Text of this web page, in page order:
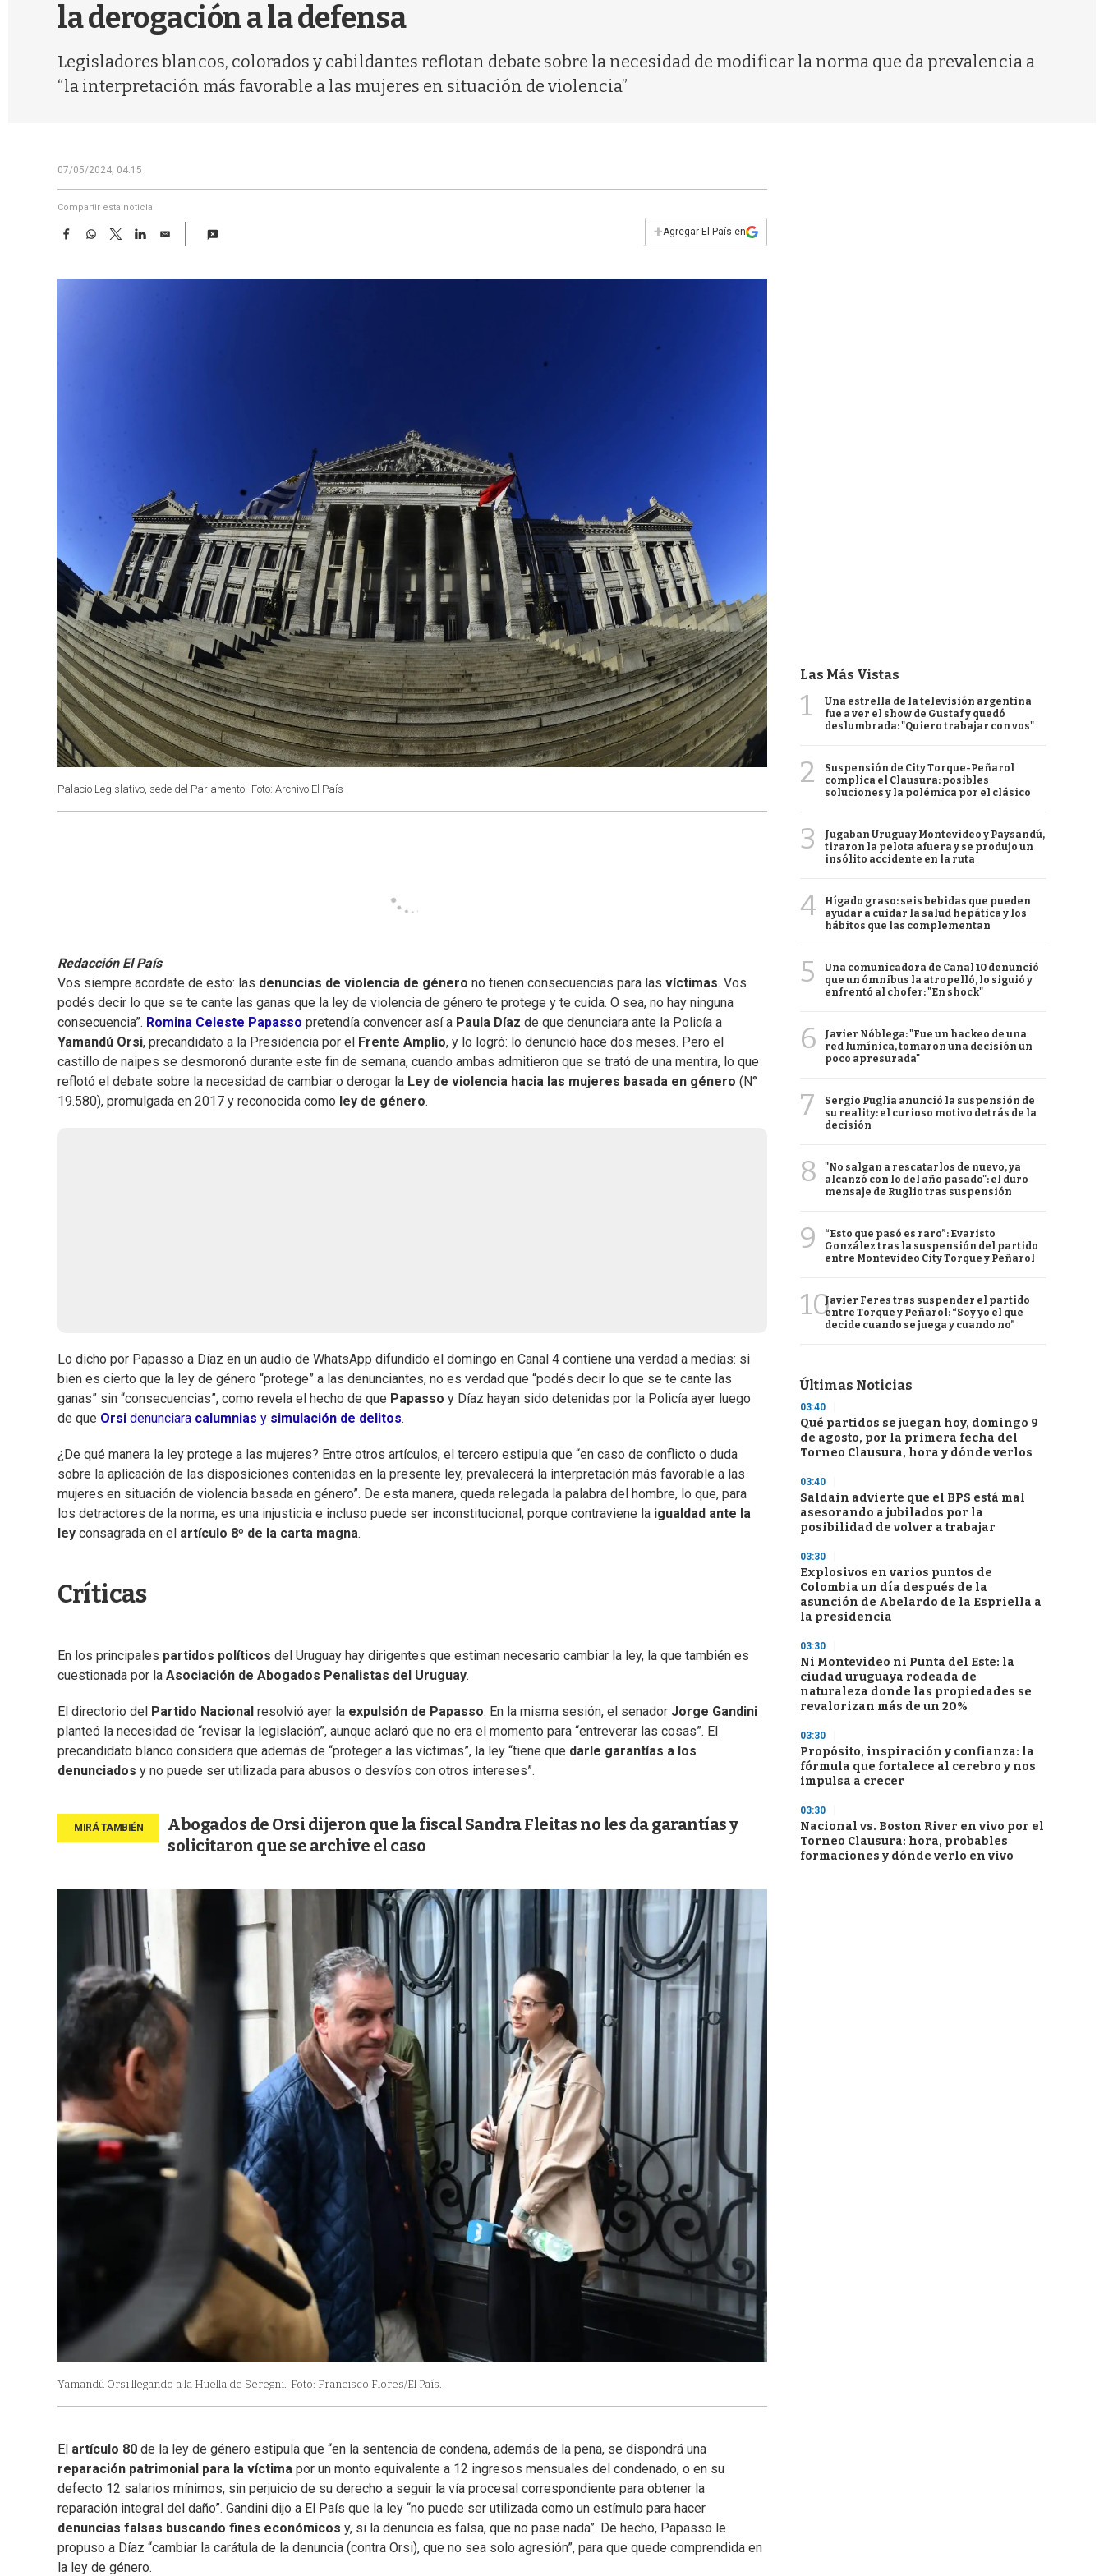
la derogación a la defensa
Legisladores blancos, colorados y cabildantes reflotan debate sobre la necesidad de modificar la norma que da prevalencia a
“la interpretación más favorable a las mujeres en situación de violencia”
07/05/2024, 04:15
Compartir esta noticia
F
e
W
t
T
w
t
L
k
E
i
+Agregar El País en
Palacio Legislativo, sede del Parlamento. Foto: Archivo El País
Redacción El País
Vos siempre acordate de esto: las denuncias de violencia de género no tienen consecuencias para las víctimas. Vos
podés decir lo que se te cante las ganas que la ley de violencia de género te protege y te cuida. O sea, no hay ninguna
consecuencia”. Romina Celeste Papasso pretendía convencer así a Paula Díaz de que denunciara ante la Policía a
Yamandú Orsi, precandidato a la Presidencia por el Frente Amplio, y lo logró: lo denunció hace dos meses. Pero el
castillo de naipes se desmoronó durante este fin de semana, cuando ambas admitieron que se trató de una mentira, lo que
reflotó el debate sobre la necesidad de cambiar o derogar la Ley de violencia hacia las mujeres basada en género (N°
19.580), promulgada en 2017 y reconocida como ley de género.
Lo dicho por Papasso a Díaz en un audio de WhatsApp difundido el domingo en Canal 4 contiene una verdad a medias: si
bien es cierto que la ley de género “protege” a las denunciantes, no es verdad que “podés decir lo que se te cante las
ganas” sin “consecuencias”, como revela el hecho de que Papasso y Díaz hayan sido detenidas por la Policía ayer luego
de que Orsi denunciara calumnias y simulación de delitos.
¿De qué manera la ley protege a las mujeres? Entre otros artículos, el tercero estipula que “en caso de conflicto o duda
sobre la aplicación de las disposiciones contenidas en la presente ley, prevalecerá la interpretación más favorable a las
mujeres en situación de violencia basada en género”. De esta manera, queda relegada la palabra del hombre, lo que, para
los detractores de la norma, es una injusticia e incluso puede ser inconstitucional, porque contraviene la igualdad ante la
ley consagrada en el artículo 8º de la carta magna.
Críticas
En los principales partidos políticos del Uruguay hay dirigentes que estiman necesario cambiar la ley, la que también es
cuestionada por la Asociación de Abogados Penalistas del Uruguay.
El directorio del Partido Nacional resolvió ayer la expulsión de Papasso. En la misma sesión, el senador Jorge Gandini
planteó la necesidad de “revisar la legislación”, aunque aclaró que no era el momento para “entreverar las cosas”. El
precandidato blanco considera que además de “proteger a las víctimas”, la ley “tiene que darle garantías a los
denunciados y no puede ser utilizada para abusos o desvíos con otros intereses”.
Abogados de Orsi dijeron que la fiscal Sandra Fleitas no les da garantías y
solicitaron que se archive el caso
Yamandú Orsi llegando a la Huella de Seregni. Foto: Francisco Flores/El País.
El artículo 80 de la ley de género estipula que “en la sentencia de condena, además de la pena, se dispondrá una
reparación patrimonial para la víctima por un monto equivalente a 12 ingresos mensuales del condenado, o en su
defecto 12 salarios mínimos, sin perjuicio de su derecho a seguir la vía procesal correspondiente para obtener la
reparación integral del daño”. Gandini dijo a El País que la ley “no puede ser utilizada como un estímulo para hacer
denuncias falsas buscando fines económicos y, si la denuncia es falsa, que no pase nada”. De hecho, Papasso le
propuso a Díaz “cambiar la carátula de la denuncia (contra Orsi), que no sea solo agresión”, para que quede comprendida en
la ley de género.
Las Más Vistas
1
Una estrella de la televisión argentina
fue a ver el show de Gustaf y quedó
deslumbrada: "Quiero trabajar con vos"
2
Suspensión de City Torque-Peñarol
complica el Clausura: posibles
soluciones y la polémica por el clásico
3
Jugaban Uruguay Montevideo y Paysandú,
tiraron la pelota afuera y se produjo un
insólito accidente en la ruta
4
Hígado graso: seis bebidas que pueden
ayudar a cuidar la salud hepática y los
hábitos que las complementan
5
Una comunicadora de Canal 10 denunció
que un ómnibus la atropelló, lo siguió y
enfrentó al chofer: "En shock"
6
Javier Nóblega: "Fue un hackeo de una
red lumínica, tomaron una decisión un
poco apresurada"
7
Sergio Puglia anunció la suspensión de
su reality: el curioso motivo detrás de la
decisión
8
"No salgan a rescatarlos de nuevo, ya
alcanzó con lo del año pasado": el duro
mensaje de Ruglio tras suspensión
9
“Esto que pasó es raro”: Evaristo
González tras la suspensión del partido
entre Montevideo City Torque y Peñarol
10Javier Feres tras suspender el partido
entre Torque y Peñarol: “Soy yo el que
decide cuando se juega y cuando no”
Últimas Noticias
03:40
Qué partidos se juegan hoy, domingo 9
de agosto, por la primera fecha del
Torneo Clausura, hora y dónde verlos
03:40
Saldain advierte que el BPS está mal
asesorando a jubilados por la
posibilidad de volver a trabajar
03:30
Explosivos en varios puntos de
Colombia un día después de la
asunción de Abelardo de la Espriella a
la presidencia
03:30
Ni Montevideo ni Punta del Este: la
ciudad uruguaya rodeada de
naturaleza donde las propiedades se
revalorizan más de un 20%
03:30
Propósito, inspiración y confianza: la
fórmula que fortalece al cerebro y nos
impulsa a crecer
03:30
Nacional vs. Boston River en vivo por el
Torneo Clausura: hora, probables
formaciones y dónde verlo en vivo